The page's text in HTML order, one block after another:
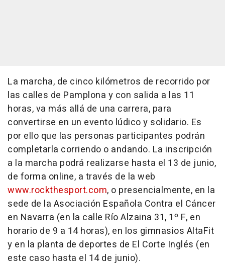
La marcha, de cinco kilómetros de recorrido por
las calles de Pamplona y con salida a las 11
horas, va más allá de una carrera, para
convertirse en un evento lúdico y solidario. Es
por ello que las personas participantes podrán
completarla corriendo o andando. La inscripción
a la marcha podrá realizarse hasta el 13 de junio,
de forma online, a través de la web
www.rockthesport.com, o presencialmente, en la
sede de la Asociación Española Contra el Cáncer
en Navarra (en la calle Río Alzaina 31, 1º F, en
horario de 9 a 14 horas), en los gimnasios AltaFit
y en la planta de deportes de El Corte Inglés (en
este caso hasta el 14 de junio).